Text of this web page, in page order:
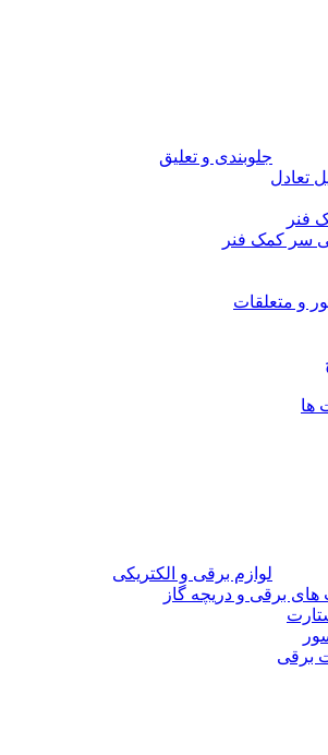
جلوبندی و تعلیق
تعادل
فنر
سر کمک فنر
و متعلقات
ها
لوازم برقی و الکتریکی
های برقی و دریچه گاز
برقی